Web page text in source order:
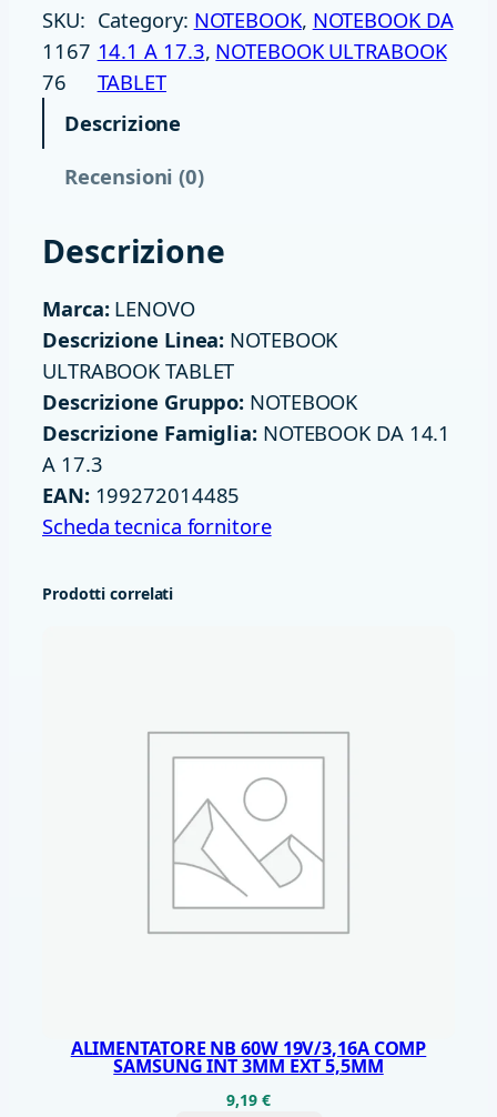
1
5
,
-
N
1
0
0
8
G
B
2
5
6
S
SKU:
1167
76
Category: NOTEBOOK, NOTEBOOK DA
14.1 A 17.3, NOTEBOOK ULTRABOOK
TABLET
Descrizione
Recensioni (0)
Descrizione
Marca:LENOVO
Descrizione Linea: NOTEBOOK
ULTRABOOK TABLET
Descrizione Gruppo: NOTEBOOK
Descrizione Famiglia:NOTEBOOK DA 14.1
A 17.3
EAN:199272014485
Scheda tecnica fornitore
Prodotti correlati
ALIMENTATORE NB 60W 19V/3,16A COMP
SAMSUNG INT 3MM EXT 5,5MM
9,19 €